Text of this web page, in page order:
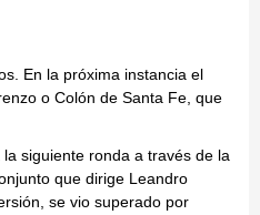
En la próxima instancia el
o Colón de Santa Fe, que
siguiente ronda a través de la
que dirige Leandro
se vio superado por